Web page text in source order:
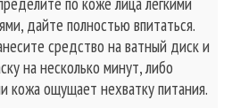
дайте полностью впитаться.
средство на ватный диск и
на несколько минут, либо
кожа ощущает нехватку питания.